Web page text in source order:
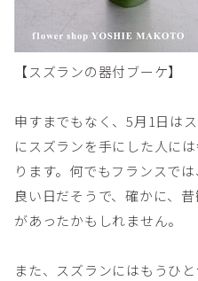
【スズランの器付ブーケ】
申すまでもなく、5月1日は
にスズランを手にした人に
ります。何でもフランスで
良い日だそうで、確かに、
があったかもしれません。
また、スズランにはもうひ